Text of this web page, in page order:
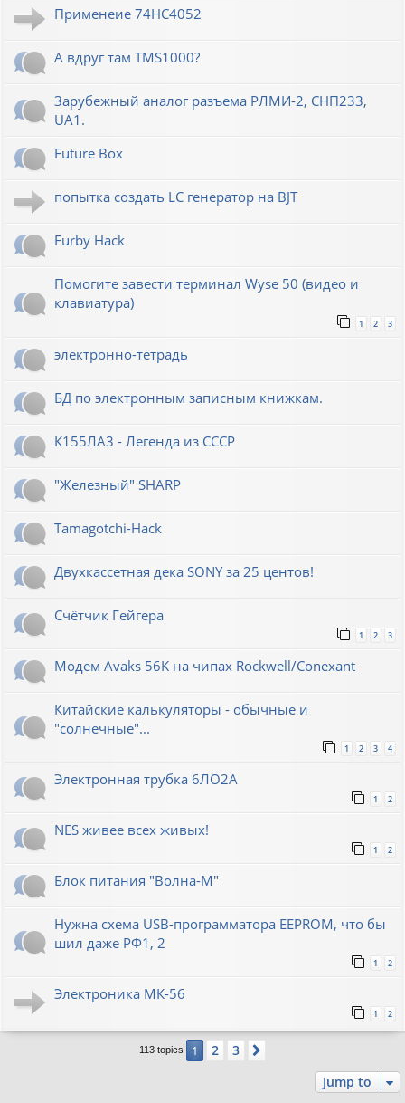
Применеие 74HC4052
А вдруг там TMS1000?
Зарубежный аналог разъема РЛМИ-2, СНП233,
UA1.
Future Box
попытка создать LC генератор на BJT
Furby Hack
Помогите завести терминал Wyse 50 (видео и
клавиатура)
1 2 3
электронно-тетрадь
БД по электронным записным книжкам.
К155ЛА3 - Легенда из СССР
"Железный" SHARP
Tamagotchi-Hack
Двухкассетная дека SONY за 25 центов!
Счётчик Гейгера
1 2 3
Модем Avaks 56K на чипах Rockwell/Conexant
Китайские калькуляторы - обычные и
"солнечные"...
1 2 3 4
Электронная трубка 6ЛО2А
1 2
NES живее всех живых!
1 2
Блок питания "Волна-М"
Нужна схема USB-программатора EEPROM, что бы
шил даже РФ1, 2
1 2
Электроника МК-56
1 2
113 topics 1 2 3
Jump to